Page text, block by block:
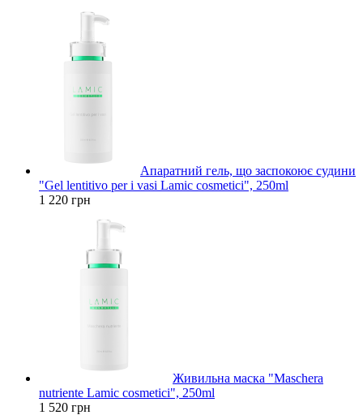
Апаратний гель, що заспокоює судини
"Gel lentitivo per i vasi Lamic cosmetici", 250ml
1 220 грн
Живильна маска "Maschera
nutriente Lamic cosmetici", 250ml
1 520 грн